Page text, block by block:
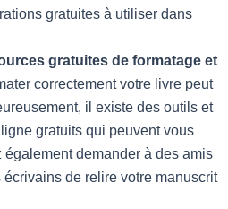
gratuites à utiliser dans
gratuites de formatage et
correctement votre livre peut
il existe des outils et
gratuits qui peuvent vous
également demander à des amis
de relire votre manuscrit